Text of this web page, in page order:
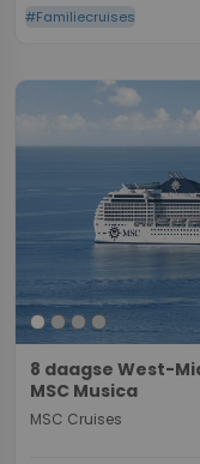
#Familiecruises
8 daagse West-
MSC Musica
MSC Cruises